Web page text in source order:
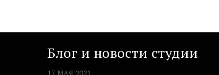
Блог и новости студии
17 МАЯ 2021